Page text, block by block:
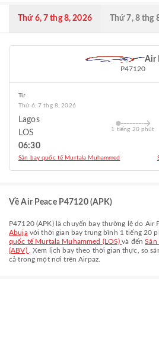
Thứ 6, 7 thg 8, 2026 Thứ 7, 8 thg
Air
P47120
Từ
Thứ 6, 7 thg 8, 2026
Lagos
LOS
06:30
Sân bay quốc tế Murtala Muhammed
1 tiếng 20 phút
Về Air Peace P47120 (APK)
P47120(APK) là chuyến bay thường lệ do Air
Abujavới thời gian bay trung bình 1 tiếng 20
quốc tế Murtala Muhammed (LOS)và đếnSân
(ABV)
. Xem lịch bay theo thời gian thực, so
cả trong một nơi trên Airpaz.